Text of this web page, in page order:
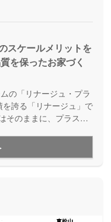
スケールメリットを
を保ったお家づく
の「リナージュ・プラ
誇る「リナージュ」で
そのままに、プラスα
住まいが完成します。